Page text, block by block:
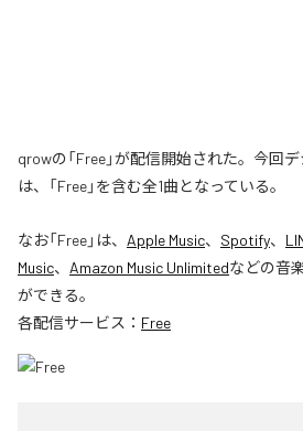
qrowの「Free」が配信開始された。今回
は、「Free」を含む全1曲となっている。
なお「Free」は、 Apple Music、 Spotify、
Music、 Amazon Music Unlimitedなどの音
ができる。
各配信サービス： Free